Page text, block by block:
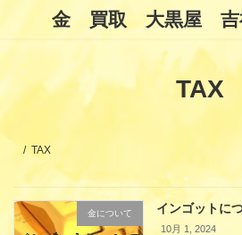
ン
キ
ッ
ー
に
移
金 買取 大黒屋 吉
TAX
TAX
金について インゴットに
10月 1, 2024